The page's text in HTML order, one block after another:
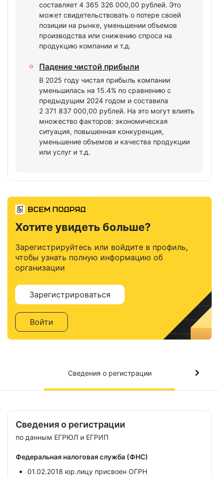
составляет 4 365 326 000,00 рублей. Это
может свидетельствовать о потере своей
позиции на рынке, уменьшении объемов
производства или снижению спроса на
продукцию компании и т.д.
Падение чистой прибыли
В 2025 году чистая прибыль компании
уменьшилась на 15.4% по сравнению с
предыдущим 2024 годом и составила
2 371 837 000,00 рублей. На это могут влиять
множество факторов: экономическая
ситуация, повышенная конкуренция,
уменьшение объемов и качества продукции
или услуг и т.д.
Хотите увидеть больше?
Зарегистрируйтесь или войдите в профиль,
чтобы узнать полную информацию об
организации
Зарегистрироваться
Войти
Сведения о регистрации
Сведения о регистрации
по данным ЕГРЮЛ и ЕГРИП
Федеральная налоговая служба (ФНС)
01.02.2018 юр.лицу присвоен ОГРН